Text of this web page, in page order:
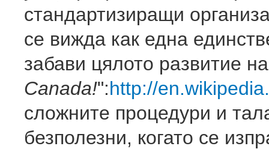
стандартизиращи
се вижда как една
забави цялото развитие
Canada!":http://
сложните процедури и
безполезни, когато се